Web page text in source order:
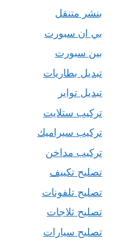
بنشر متنقل
بي ان سبورت
بين سبورت
تبديل بطاريات
تبديل تواير
تركيب ستلايت
تركيب سيراميك
تركيب مداخن
تصليح تكييف
تصليح تلفونات
تصليح ثلاجات
تصليح سيارات